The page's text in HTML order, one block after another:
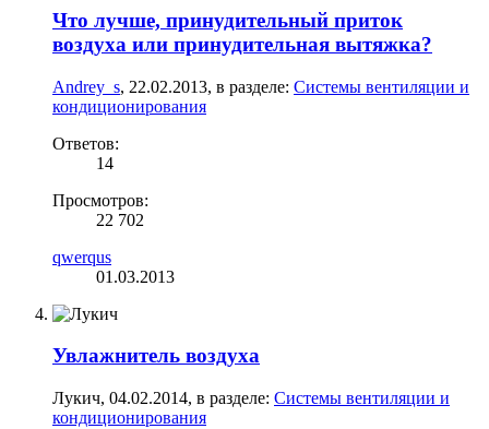
Что лучше, принудительный приток
воздуха или принудительная вытяжка?
Andrey_s, 22.02.2013, в разделе: Системы вентиляции и
кондиционирования
Ответов:
14
Просмотров:
22 702
qwerqus
01.03.2013
Увлажнитель воздуха
Лукич, 04.02.2014, в разделе: Системы вентиляции и
кондиционирования